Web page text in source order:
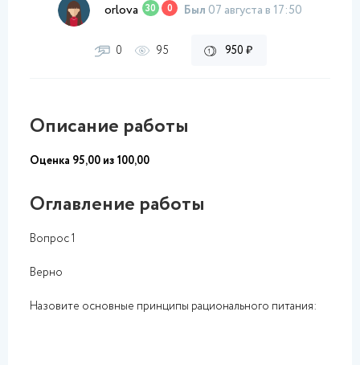
orlova 30 0 Был 07 августа в 17:50
0 95 950 ₽
Описание работы
Оценка 95,00 из 100,00
Оглавление работы
Вопрос 1
Верно
Назовите основные принципы рационального питания: